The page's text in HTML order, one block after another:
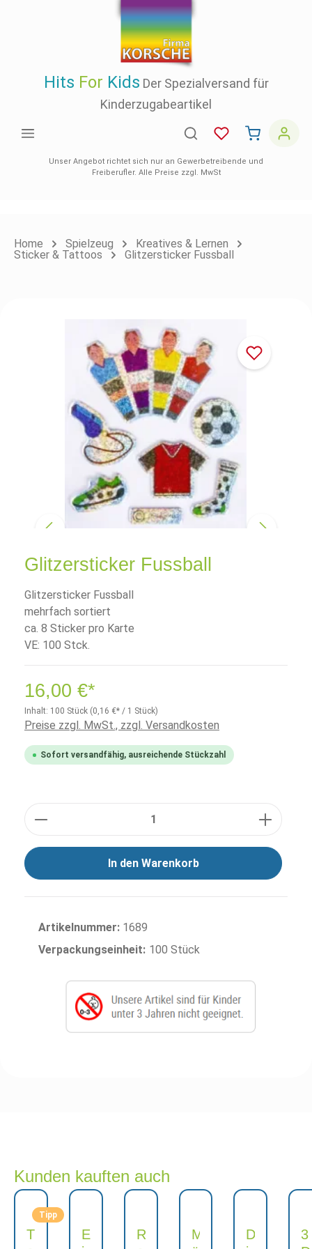
Hits For Kids Der Spezialversand für
Kinderzugabeartikel
Unser Angebot richtet sich nur an Gewerbetreibende und
Freiberufler. Alle Preise zzgl. MwSt
Home Spielzeug
Kreatives & Lernen
Sticker & Tattoos
Glitzersticker Fussball
Glitzersticker Fussball
Glitzersticker Fussball
mehrfach sortiert
ca. 8 Sticker pro Karte
VE: 100 Stck.
16,00 €*
Inhalt: 100 Stück (0,16 €* / 1 Stück)
Preise zzgl. MwSt., zzgl. Versandkosten
Sofort versandfähig, ausreichende Stückzahl
In den Warenkorb
Artikelnummer: 1689
Verpackungseinheit: 100 Stück
Kunden kauften auch
Tipp
T
E
R
M
D
3